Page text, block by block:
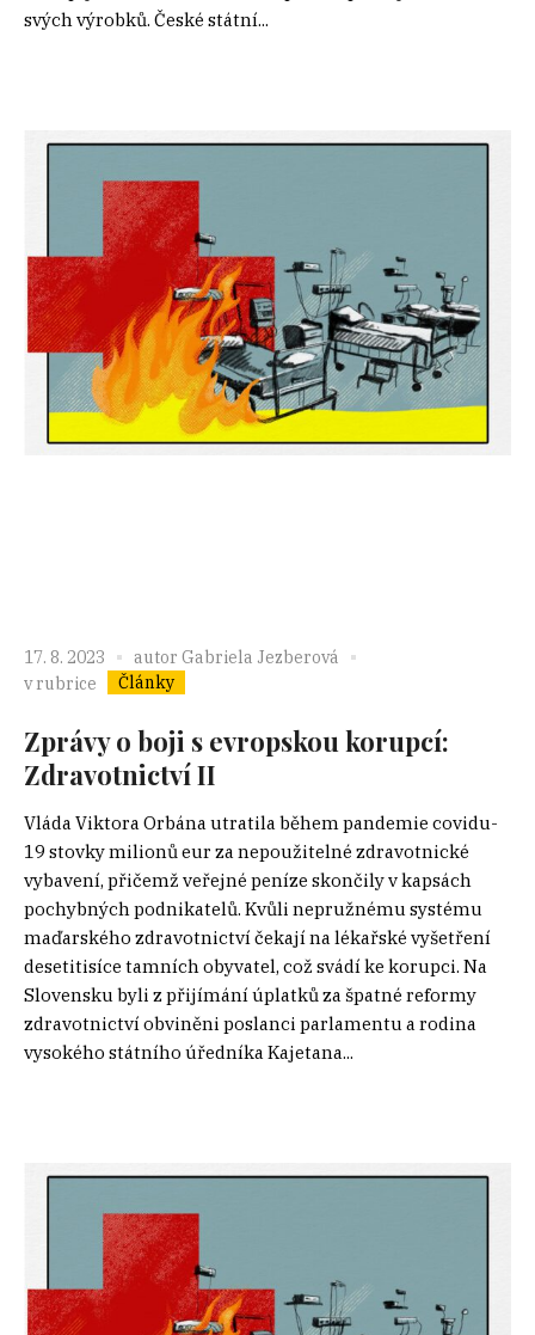
svých výrobků. České státní...
17. 8. 2023 autor Gabriela Jezberová
v rubrice
Články
Zprávy o boji s evropskou korupcí:
Zdravotnictví II
Vláda Viktora Orbána utratila během pandemie covidu-
19 stovky milionů eur za nepoužitelné zdravotnické
vybavení, přičemž veřejné peníze skončily v kapsách
pochybných podnikatelů. Kvůli nepružnému systému
maďarského zdravotnictví čekají na lékařské vyšetření
desetitisíce tamních obyvatel, což svádí ke korupci. Na
Slovensku byli z přijímání úplatků za špatné reformy
zdravotnictví obviněni poslanci parlamentu a rodina
vysokého státního úředníka Kajetana...